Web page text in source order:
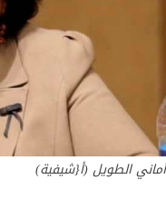
أماني الطويل (أ{شيفية)